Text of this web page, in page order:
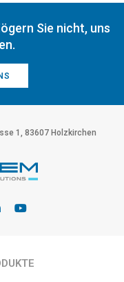
Sie nicht, uns
1, 83607 Holzkirchen